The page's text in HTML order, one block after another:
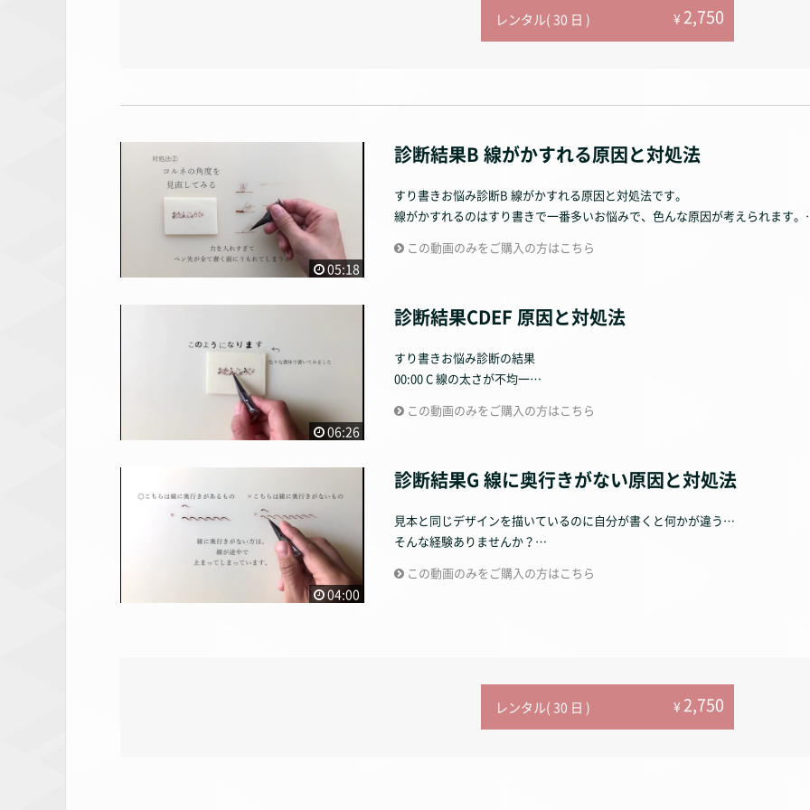
レンタル( 30 日 ) ¥2,750
05:18
診断結果B 線がかすれる原因と対処法
すり書きお悩み診断B 線がかすれる原因と対処法です。
線がかすれるのはすり書きで一番多いお悩みで、色んな原因が考えられます。
6項目ありますので、自分に当てはまるものを見つけて対処してみてください
この動画のみをご購入の方はこちら
06:26
診断結果CDEF 原因と対処法
すり書きお悩み診断の結果
00:00 C 線の太さが不均一
02:30 E 書体がバラバラ
お悩み診断4項目の原因と対処法です。
原因と対処法はそれぞれ短い動画になっているので１つにまとめています。
ここの原因と対処法は基本的な部分なので、製菓学校に行っていた方やプロ
この動画のみをご購入の方はこちら
04:00
診断結果G 線に奥行きがない原因と対処法
見本と同じデザインを描いているのに自分が書くと何かが違う…
そんな経験ありませんか？
この動画のみをご購入の方はこちら
レンタル( 30 日 ) ¥2,750